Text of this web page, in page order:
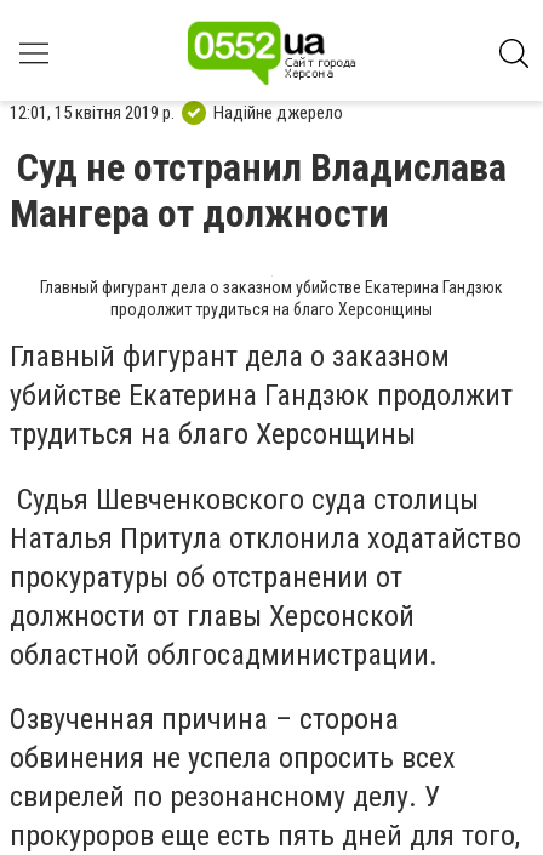
12:01, 15 квітня 2019 р. Надійне джерело
Суд не отстранил Владислава
Мангера от должности
Главный фигурант дела о заказном убийстве Екатерина Гандзюк
продолжит трудиться на благо Херсонщины
Главный фигурант дела о заказном
убийстве Екатерина Гандзюк продолжит
трудиться на благо Херсонщины
Судья Шевченковского суда столицы
Наталья Притула отклонила ходатайство
прокуратуры об отстранении от
должности от главы Херсонской
областной облгосадминистрации.
Озвученная причина – сторона
обвинения не успела опросить всех
свирелей по резонансному делу. У
прокуроров еще есть пять дней для того,